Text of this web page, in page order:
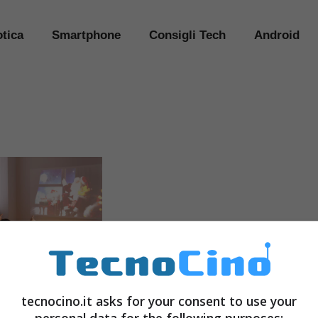
Smartphone Consigli Tech Android
sui regali di
tecnocino.it asks for your consent to use your